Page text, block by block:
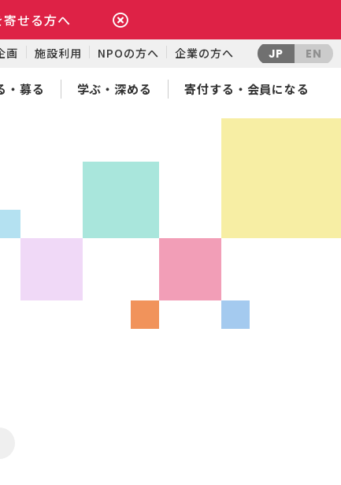
せる方へ
画 施設利用 NPOの方へ 企業の方へ JP EN
・募る 学ぶ・深める 寄付する・会員になる